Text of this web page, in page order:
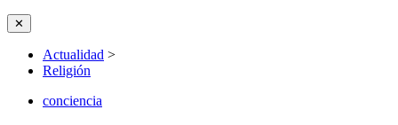
✕
Actualidad >
Religión
conciencia